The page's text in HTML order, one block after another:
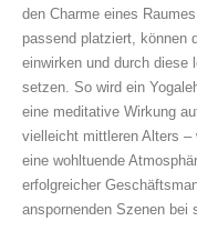
den Charme eines
passend platziert, können
einwirken und durch diese
setzen. So wird ein
eine meditative Wirkung
vielleicht mittleren Alters –
eine wohltuende
erfolgreicher
anspornenden Szenen bei